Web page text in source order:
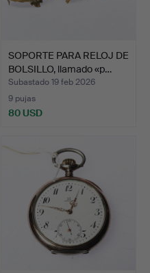
SOPORTE PARA RELOJ DE
BOLSILLO, llamado «p…
Subastado 19 feb 2026
9 pujas
80 USD